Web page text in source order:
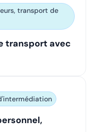
transport de
transport avec